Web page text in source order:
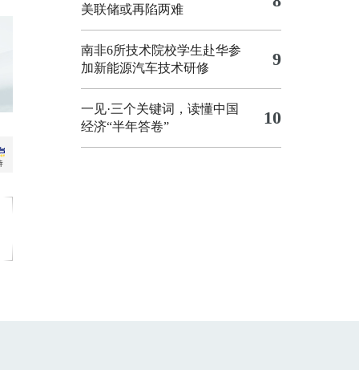
美联储或再陷两难
南非6所技术院校学生赴华参
加新能源汽车技术研修
9
一见·三个关键词，读懂中国
经济“半年答卷”
10